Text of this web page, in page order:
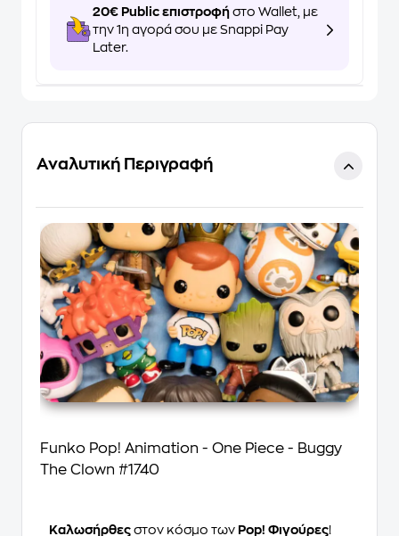
20€ Public επιστροφή στο Wallet, με
την 1η αγορά σου με Snappi Pay
Later.
Αναλυτική Περιγραφή
Funko Pop! Animation - One Piece - Buggy
The Clown #1740
Καλωσήρθες στον κόσμο των Pop! Φιγούρες!